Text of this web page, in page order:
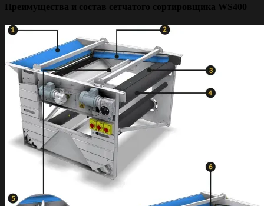
Преимущества и состав сетчатого сортировщика WS400